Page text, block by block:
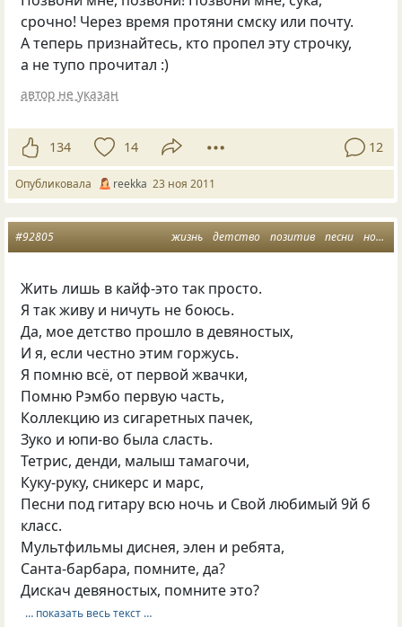
срочно! Через время протяни смску или почту.
А теперь признайтесь, кто пропел эту строчку,
а не тупо прочитал :)
автор не указан
134 14 12
Опубликовала reekka 23 ноя 2011
жизнь детство позитив песни ностальгия
#92805
Жить лишь в кайф-это так просто.
Я так живу и ничуть не боюсь.
Да, мое детство прошло в девяностых,
И я, если честно этим горжусь.
Я помню всё, от первой жвачки,
Помню Рэмбо первую часть,
Коллекцию из сигаретных пачек,
Зуко и юпи-во была сласть.
Тетрис, денди, малыш тамагочи,
Куку-руку, сникерс и марс,
Песни под гитару всю ночь и Свой любимый 9й б
класс.
Мультфильмы диснея, элен и ребята,
Санта-барбара, помните, да?
Дискач девяностых, помните это?
… показать весь текст …